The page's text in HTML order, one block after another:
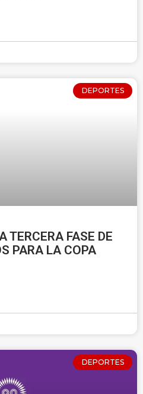
DEPORTES
TERCERA FASE DE
PARA LA COPA
DEPORTES